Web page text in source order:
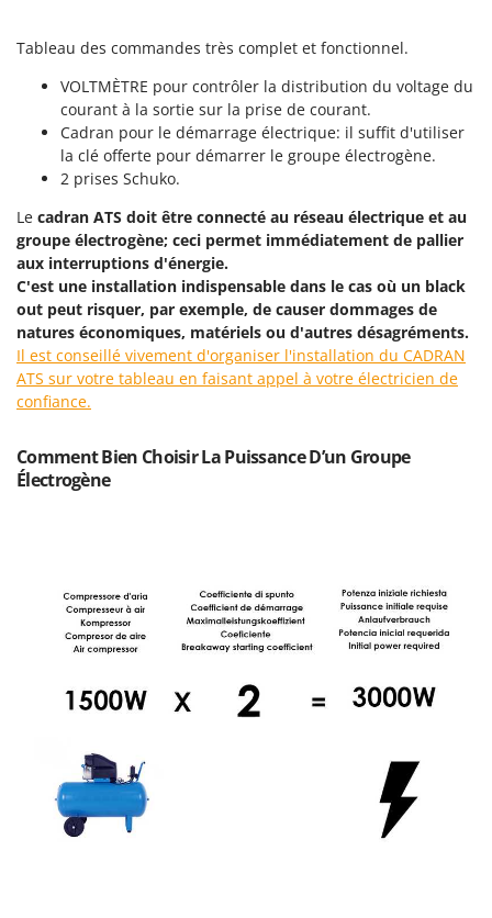
Scies de jardin télescopiques
Sécateurs électriques à batterie
Sécateurs et Échenilloirs manuels
Sécateurs pneumatiques
Semoirs et Épandeurs d'engrais
Souffleurs aspirateurs pour Feuilles
Soufreuses - Poudreuses à dos
Soufreuses - Poudreuses pour tracteur
T
Taille-haies
Taille-haies à bras pour tracteur
Tondeuses à Gazon
Tondeuses autoportées
Trancheuses de sol
Transpalettes
Tronçonneuses
Vêtements de Sécurité
Vibroculteurs à tracteur
Italyco
ITM
JOLLY ITALIA
K
KAAZ
Karcher
Kasco
Kemper
Keter
KitchenAid
Komo
L
Laica
Lavor
Linea VZ
Lotusgrill
M.A.I.BO.
Macom
Macte Ovens
Tableau des commandes très complet et fonctionnel.
VOLTMÈTRE pour contrôler la distribution du voltage du
courant à la sortie sur la prise de courant.
Cadran pour le démarrage électrique: il suffit d'utiliser
la clé offerte pour démarrer le groupe électrogène.
2 prises Schuko.
Le cadran ATS doit être connecté au réseau électrique et au
groupe électrogène; ceci permet immédiatement de pallier
aux interruptions d'énergie.
C'est une installation indispensable dans le cas où un black
out peut risquer, par exemple, de causer dommages de
natures économiques, matériels ou d'autres désagréments.
Il est conseillé vivement d'organiser l'installation du CADRAN
ATS sur votre tableau en faisant appel à votre électricien de
confiance.
Comment Bien Choisir La Puissance D’un Groupe
Électrogène